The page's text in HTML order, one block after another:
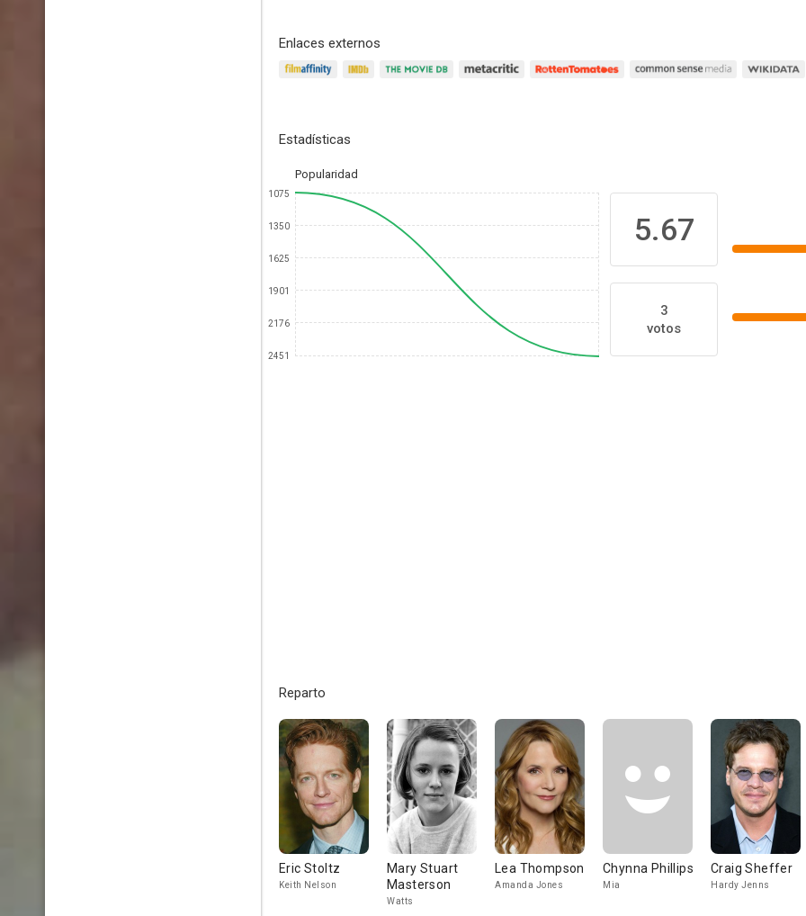
Enlaces externos
Estadísticas
Popularidad
1075
1350
1625
1901
2176
2451
5.67
3
votos
Reparto
Eric Stoltz
Keith Nelson
Mary Stuart
Masterson
Watts
Lea Thompson
Amanda Jones
Chynna Phillips
Mia
Craig Sheffer
Hardy Jenns